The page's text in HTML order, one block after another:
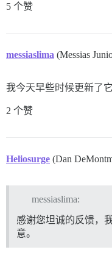
5 个赞
messiaslima (Messias
我今天早些时候更新了
2 个赞
Heliosurge (Dan
messiaslima:
感谢您坦诚的反馈，
意。